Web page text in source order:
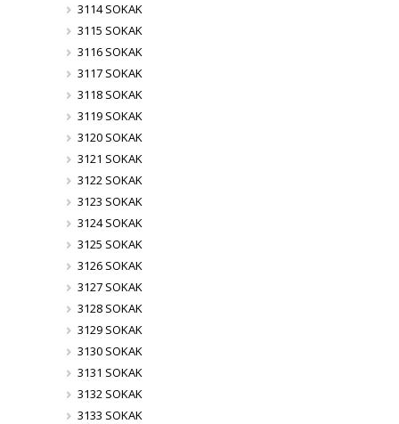
3114 SOKAK
3115 SOKAK
3116 SOKAK
3117 SOKAK
3118 SOKAK
3119 SOKAK
3120 SOKAK
3121 SOKAK
3122 SOKAK
3123 SOKAK
3124 SOKAK
3125 SOKAK
3126 SOKAK
3127 SOKAK
3128 SOKAK
3129 SOKAK
3130 SOKAK
3131 SOKAK
3132 SOKAK
3133 SOKAK